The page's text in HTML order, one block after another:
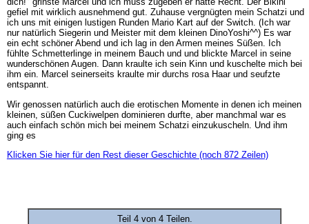
gefiel mit wirklich ausnehmend gut. Zuhause vergnügten mein Schatzi und
ich uns mit einigen lustigen Runden Mario Kart auf der Switch. (Ich war
nur natürlich Siegerin und Meister mit dem kleinen DinoYoshi^^) Es war
ein echt schöner Abend und ich lag in den Armen meines Süßen. Ich
fühlte Schmetterlinge in meinem Bauch und und blickte Marcel in seine
wunderschönen Augen. Dann kraulte ich sein Kinn und kuschelte mich bei
ihm ein. Marcel seinerseits kraulte mir durchs rosa Haar und seufzte
entspannt.
Wir genossen natürlich auch die erotischen Momente in denen ich meinen
kleinen, süßen Cuckiwelpen dominieren durfte, aber manchmal war es
auch einfach schön mich bei meinem Schatzi einzukuscheln. Und ihm
ging es
Klicken Sie hier für den Rest dieser Geschichte (noch 872 Zeilen)
Teil 4 von 4 Teilen.